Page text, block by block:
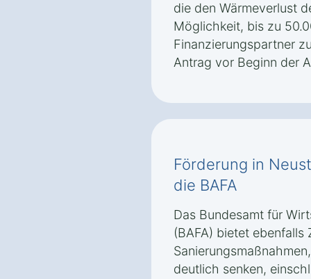
die den Wärmeverlust
Möglichkeit, bis zu
Finanzierungspartner
Antrag vor Beginn der
Förderung in
die BAFA
Das Bundesamt für
(BAFA) bietet
deutlich senken,